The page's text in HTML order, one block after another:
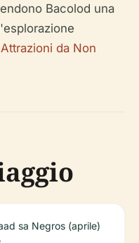
Bacolod una
da Non
sa Negros (aprile)